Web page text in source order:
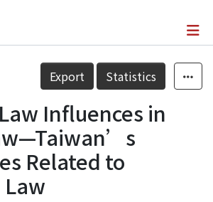
Details
Export Statistics
Influences in
Related to